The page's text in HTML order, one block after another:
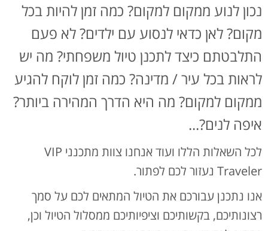
נכון לנוע ממקום למקום? כמה זמן להיות בכל
מקום? לאן כדאי לנסוע עם ילדים? לא פעם
התלבטתם כיצד לתכנן טיול משפחתי? מה יש
לראות בכל עיר / מדינה? כמה זמן לוקח להגיע
ממקום למקום? מה היא הדרך המהירה ביותר?
איפה לנים?...
לכל השאלות הללו ועוד אנחנו צוות מתכנני VIP
Traveler נעזור לכם לפתור.
אנו נתכנן עבורכם את הטיול המתאים לכם על סמך
רצונותיכם, בקשותיכם וציפיותיכם ממסלול הטיול וכן,